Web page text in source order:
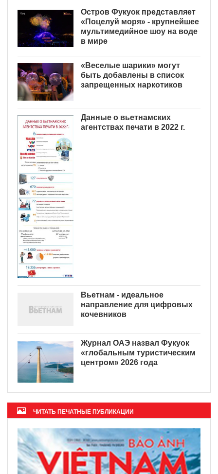
Остров Фукуок представляет
«Поцелуй моря» - крупнейшее
мультимедийное шоу на воде
в мире
«Веселые шарики» могут
быть добавлены в список
запрещенных наркотиков
Данные о вьетнамских
агентствах печати в 2022 г.
Вьетнам - идеальное
направление для цифровых
кочевников
Журнал ОАЭ назвал Фукуок
«глобальным туристическим
центром» 2026 года
ЧИТАТЬ ПЕЧАТНЫЕ ПУБЛИКАЦИИ